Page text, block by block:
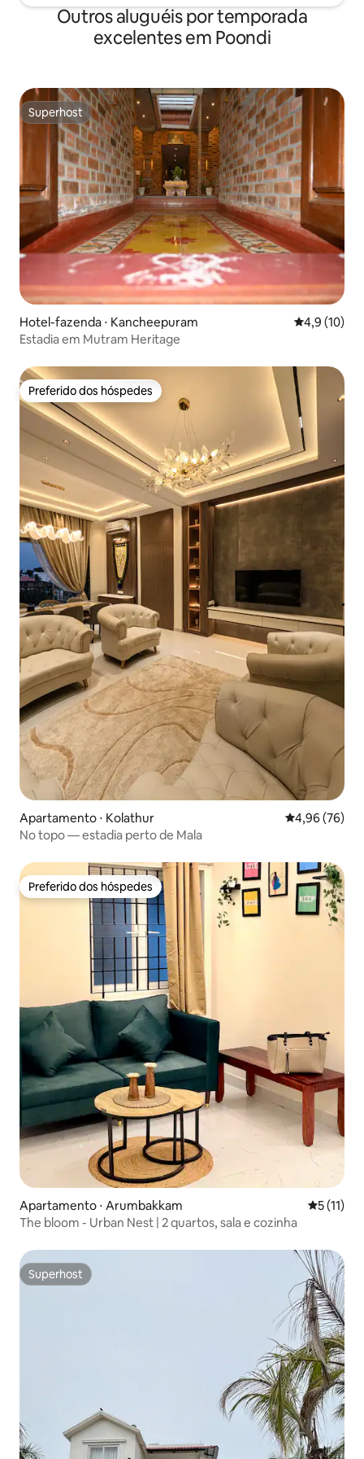
Outros aluguéis por temporada
excelentes em Poondi
Superhost
Superhost
Hotel-fazenda ⋅ Kancheepuram 4,9 de uma
4,9 (10)
Estadia em Mutram Heritage
Preferido dos hóspedes
Preferido dos hóspedes
Apartamento ⋅ Kolathur 4,96 de uma
4,96 (76)
No topo — estadia perto de Mala
Preferido dos hóspedes
Preferido dos hóspedes
Apartamento ⋅ Arumbakkam 5 de uma
5 (11)
The bloom - Urban Nest | 2 quartos, sala e cozinha
Superhost
Superhost